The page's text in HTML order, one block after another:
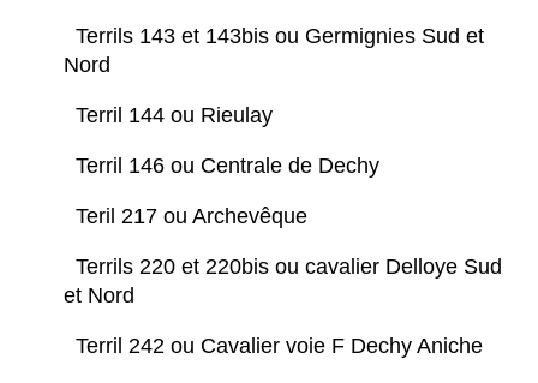
Terrils 143 et 143bis ou Germignies Sud et
Nord
Terril 144 ou Rieulay
Terril 146 ou Centrale de Dechy
Teril 217 ou Archevêque
Terrils 220 et 220bis ou cavalier Delloye Sud
et Nord
Terril 242 ou Cavalier voie F Dechy Aniche